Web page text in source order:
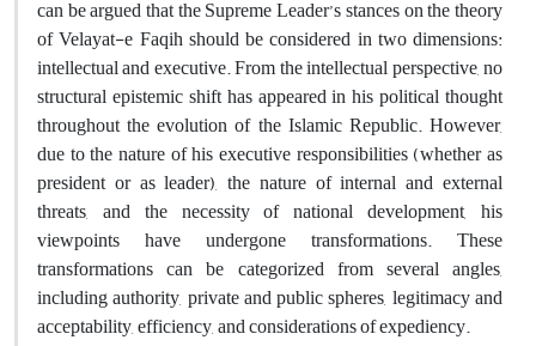
can be argued that the Supreme Leader’s stances on the theory
of Velayat-e Faqih should be considered in two dimensions:
intellectual and executive. From the intellectual perspective, no
structural epistemic shift has appeared in his political thought
throughout the evolution of the Islamic Republic. However,
due to the nature of his executive responsibilities (whether as
president or as leader), the nature of internal and external
threats, and the necessity of national development, his
viewpoints have undergone transformations. These
transformations can be categorized from several angles,
including authority, private and public spheres, legitimacy and
acceptability, efficiency, and considerations of expediency.